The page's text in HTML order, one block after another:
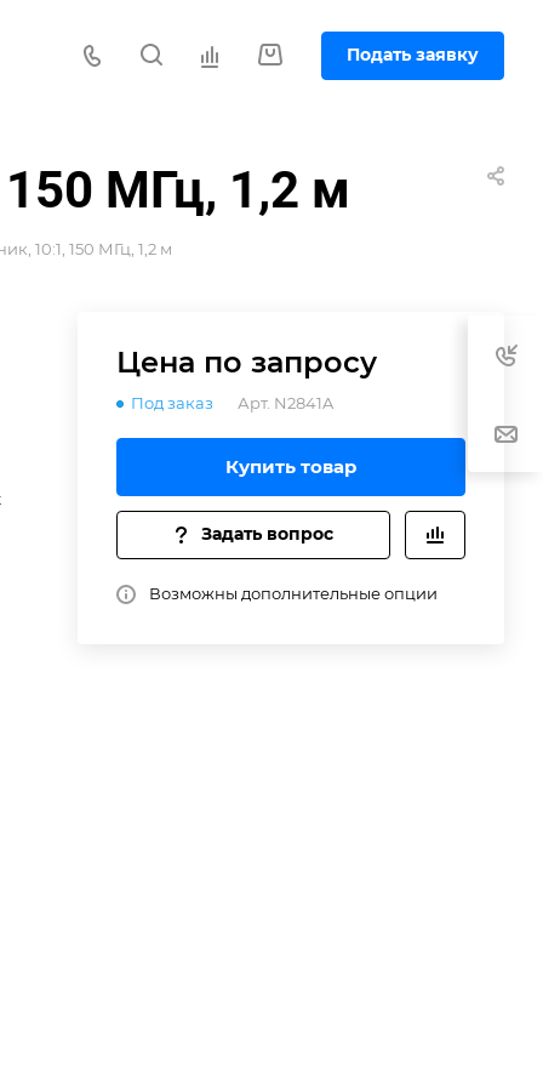
Подать заявку
МГц, 1,2 м
10:1, 150 МГц, 1,2 м
Цена по запросу
Под заказ Арт. N2841A
Купить товар
Задать вопрос
Возможны дополнительные опции